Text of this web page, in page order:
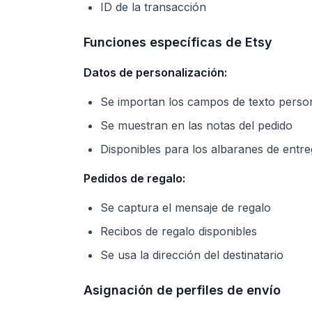
ID de la transacción
Funciones específicas de Etsy
Datos de personalización:
Se importan los campos de texto
Se muestran en las notas del pedido
Disponibles para los albaranes de
Pedidos de regalo:
Se captura el mensaje de regalo
Recibos de regalo disponibles
Se usa la dirección del destinatario
Asignación de perfiles de envío